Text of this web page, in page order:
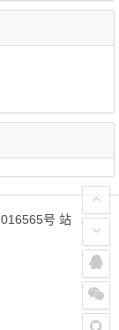
号 站